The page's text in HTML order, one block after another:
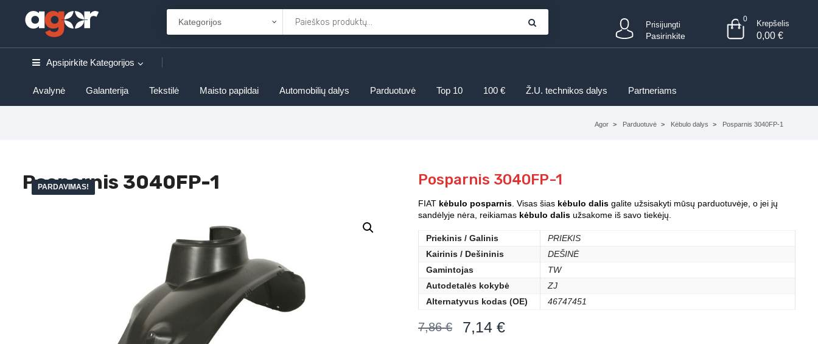
Prisijungti
Pasirinkite
0 Krepšelis
0,00 €
Apsipirkite Kategorijos
Avalynė Galanterija Tekstilė Maisto papildai Automobilių dalys Parduotuvė Top 10 100 € Ž.U. technikos dalys Partneriams
Agor Parduotuvė Kėbulo dalys Posparnis 3040FP-1
Posparnis 3040FP-1
PARDAVIMAS! Posparnis 3040FP-1
FIAT kėbulo posparnis . Visas šias kėbulo dalis galite užsisakyti mūsų parduotuvėje, o jei jų
sandėlyje nėra, reikiamas kėbulo dalis užsakome iš savo tiekėjų.
Priekinis / Galinis
PRIEKIS
Kairinis / Dešininis
DEŠINĖ
Gamintojas
TW
Autodetalės kokybė
ZJ
Alternatyvus kodas (OE)
46747451
7,86€ 7,14 €